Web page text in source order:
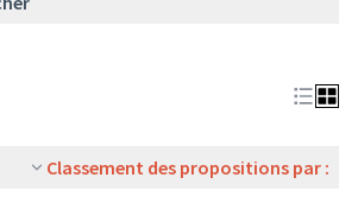
Classement des propositions par :